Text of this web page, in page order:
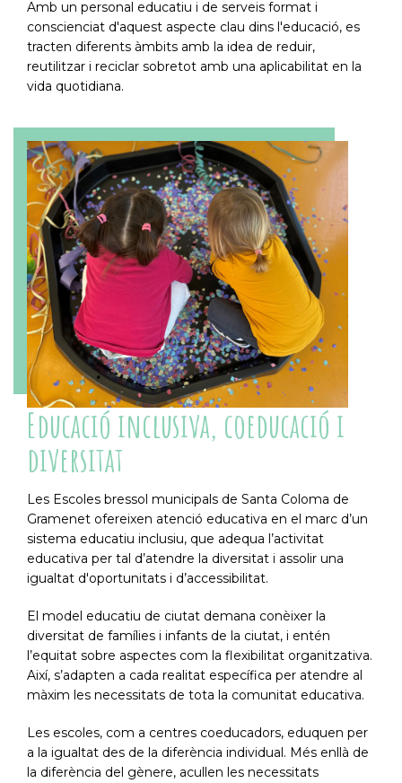
Amb un personal educatiu i de serveis format i
conscienciat d'aquest aspecte clau dins l'educació, es
tracten diferents àmbits amb la idea de reduir,
reutilitzar i reciclar sobretot amb una aplicabilitat en la
vida quotidiana.
Educació inclusiva, coeducació i
diversitat
Les Escoles bressol municipals de Santa Coloma de
Gramenet ofereixen atenció educativa en el marc d’un
sistema educatiu inclusiu, que adequa l’activitat
educativa per tal d’atendre la diversitat i assolir una
igualtat d'oportunitats i d’accessibilitat.
El model educatiu de ciutat demana conèixer la
diversitat de famílies i infants de la ciutat, i entén
l’equitat sobre aspectes com la flexibilitat organitzativa.
Així, s’adapten a cada realitat específica per atendre al
màxim les necessitats de tota la comunitat educativa.
Les escoles, com a centres coeducadors, eduquen per
a la igualtat des de la diferència individual. Més enllà de
la diferència del gènere, acullen les necessitats